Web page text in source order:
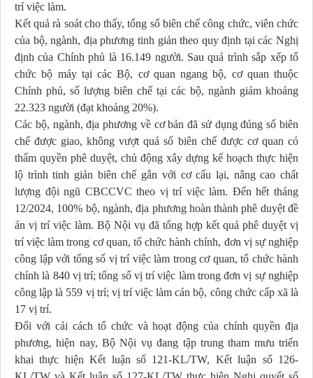
trí việc làm.
Kết quả rà soát cho thấy, tổng số biên chế công chức, viên chức
của bộ, ngành, địa phương tinh giản theo quy định tại các Nghị
định của Chính phủ là 16.149 người. Sau quá trình sắp xếp tổ
chức bộ máy tại các Bộ, cơ quan ngang bộ, cơ quan thuộc
Chính phủ, số lượng biên chế tại các bộ, ngành giảm khoảng
22.323 người (đạt khoảng 20%).
Các bộ, ngành, địa phương về cơ bản đã sử dụng đúng số biên
chế được giao, không vượt quá số biên chế được cơ quan có
thẩm quyền phê duyệt, chủ động xây dựng kế hoạch thực hiện
lộ trình tinh giản biên chế gắn với cơ cấu lại, nâng cao chất
lượng đội ngũ CBCCVC theo vị trí việc làm. Đến hết tháng
12/2024, 100% bộ, ngành, địa phương hoàn thành phê duyệt đề
án vị trí việc làm. Bộ Nội vụ đã tổng hợp kết quả phê duyệt vị
trí việc làm trong cơ quan, tổ chức hành chính, đơn vị sự nghiệp
công lập với tổng số vị trí việc làm trong cơ quan, tổ chức hành
chính là 840 vị trí; tổng số vị trí việc làm trong đơn vị sự nghiệp
công lập là 559 vị trí; vị trí việc làm cán bộ, công chức cấp xã là
17 vị trí.
Đối với cải cách tổ chức và hoạt động của chính quyền địa
phương, hiện nay, Bộ Nội vụ đang tập trung tham mưu triển
khai thực hiện Kết luận số 121-KL/TW, Kết luận số 126-